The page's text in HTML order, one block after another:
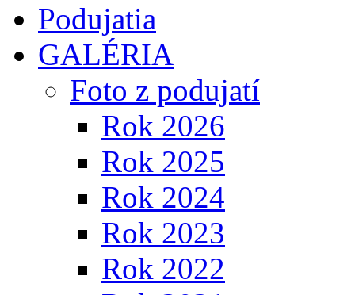
Podujatia
GALÉRIA
Foto z podujatí
Rok 2026
Rok 2025
Rok 2024
Rok 2023
Rok 2022